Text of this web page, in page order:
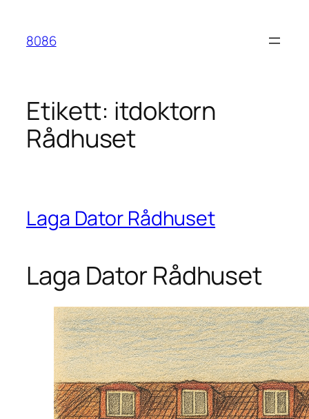
innehåll
8086
Etikett: itdoktorn
Rådhuset
Laga Dator Rådhuset
Laga Dator Rådhuset